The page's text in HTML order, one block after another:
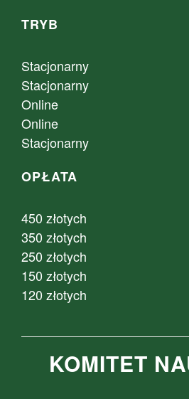
TRYB
Stacjonarny
Stacjonarny
Online
Online
Stacjonarny
OPŁATA
450 złotych
350 złotych
250 złotych
150 złotych
120 złotych
KOMITET